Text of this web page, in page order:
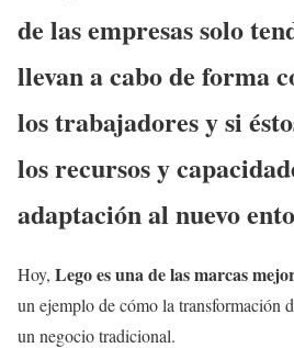
de las empresas solo
llevan a cabo de forma
los trabajadores y si
los recursos y
adaptación al nuevo
Hoy, Lego es una de las marcas
un ejemplo de cómo la transformación
un negocio tradicional.